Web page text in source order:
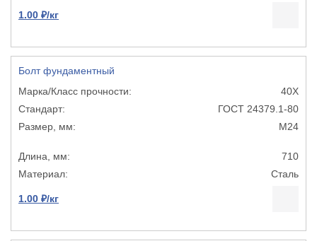
1.00 ₽/кг
Болт фундаментный
40Х
ГОСТ 24379.1-80
М24
710
Сталь
1.00 ₽/кг